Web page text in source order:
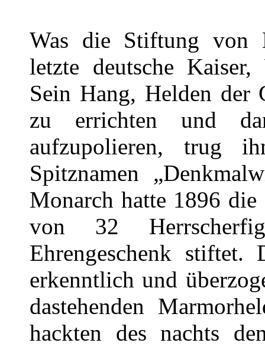
Was die Stiftung von
letzte deutsche
Sein Hang, Helden der
zu errichten und
aufzupolieren, trug
Spitznamen
Monarch hatte 1896 die
von 32
Ehrengeschenk
erkenntlich und
dastehenden
hackten des nachts